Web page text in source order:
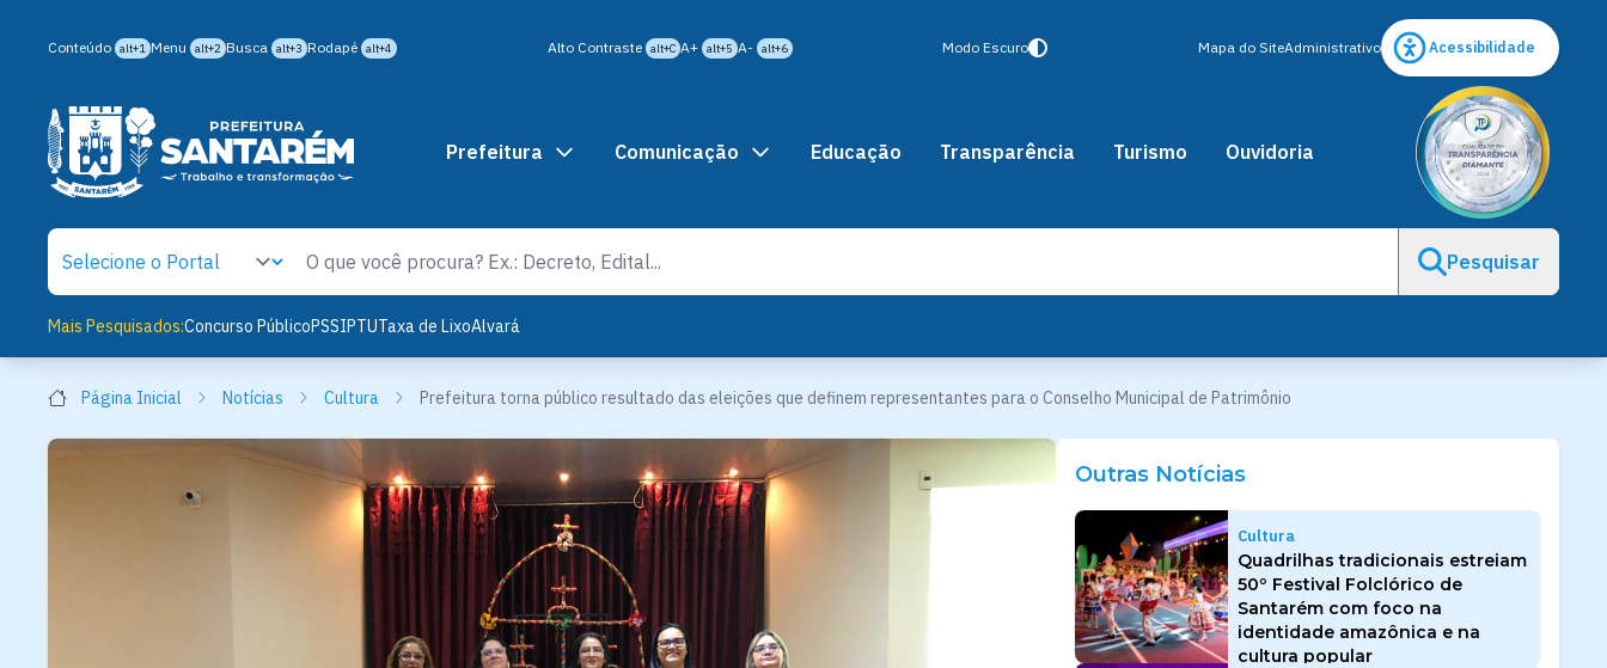
Conteúdo alt+1 Menu alt+2 Busca alt+3 Rodapé alt+4 Alto Contraste alt+C A+ alt+5 A- alt+6 Modo Escuro Mapa do SiteAdministrativo Acessibilidade
Prefeitura Comunicação Educação Transparência Turismo Ouvidoria
Pesquisar
Mais Pesquisados:Concurso PúblicoPSSIPTUTaxa de LixoAlvará
Página Inicial Notícias Cultura Prefeitura torna público resultado das eleições que definem representantes para o Conselho Municipal de Patrimônio
Outras Notícias
Cultura
Quadrilhas tradicionais estreiam
50º Festival Folclórico de
Santarém com foco na
identidade amazônica e na
cultura popular